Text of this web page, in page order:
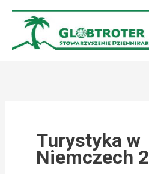
Przejdź
treści
Turystyka w
Niemczech